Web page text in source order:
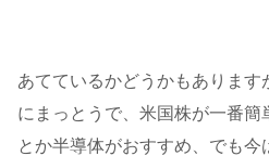
あてているかどうかもあります
にまっとうで、米国株が一番
とか半導体がおすすめ、でも今